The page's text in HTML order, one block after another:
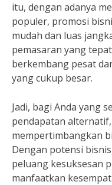
itu, dengan adanya
populer, promosi
mudah dan luas
pemasaran yang
berkembang pesat
yang cukup besar.
Jadi, bagi Anda yang
pendapatan
mempertimbangkan
Dengan potensi
peluang kesuksesan
manfaatkan